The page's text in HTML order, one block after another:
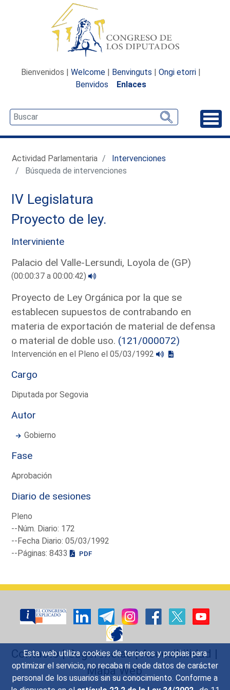
Esta web utiliza cookies de terceros y propias para
optimizar el servicio, no recaba ni cede datos de carácter
personal de los usuarios sin su conocimiento. Conforme a
Bienvenidos | Welcome | Benvinguts | Ongi etorri |
Benvidos
Enlaces
Actividad Parlamentaria
Intervenciones
Búsqueda de intervenciones
IV Legislatura
Proyecto de ley.
Interviniente
Palacio del Valle-Lersundi, Loyola de (GP)
(00:00:37 a 00:00:42)
Proyecto de Ley Orgánica por la que se
establecen supuestos de contrabando en
materia de exportación de material de defensa
o material de doble uso. (121/000072)
Intervención en el Pleno el 05/03/1992
Cargo
Diputada por Segovia
Autor
Gobierno
Fase
Aprobación
Diario de sesiones
Pleno
--Núm. Diario: 172
--Fecha Diario: 05/03/1992
--Páginas: 8433
PDF
Contacto|Sugerencias|Accesibilidad |
Mapa Web